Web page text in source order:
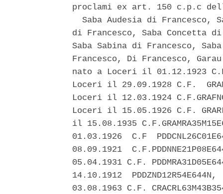
proclami ex art. 150 c.p.c
Saba Audesia di Francesco,
di Francesco, Saba Concetta
Saba Sabina di Francesco,
Francesco, Di Francesco,
nato a Loceri il 01.12.1923 C.F.
Loceri il 29.09.1928 C.F.
Loceri il 12.03.1924
Loceri il 15.05.1926 C.F.
il 15.08.1935
01.03.1926  C.F
08.09.1921
05.04.1931 C.F.
14.10.1912
03.08.1963 C.F.